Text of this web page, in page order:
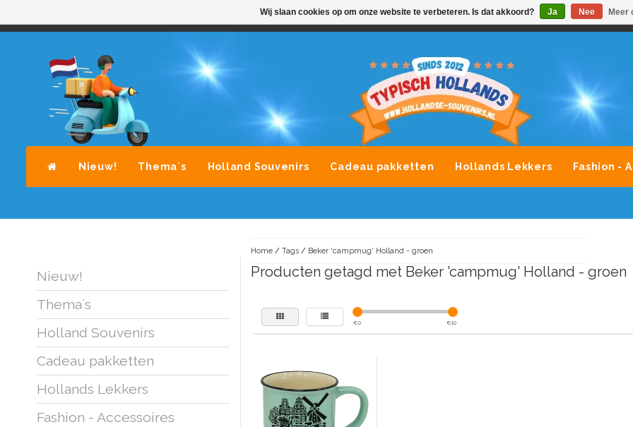
AVONDLEVERING MOGELIJK ALLE MERKEN SOUVENIRS
Nieuw! Thema`s Holland Souvenirs Cadeau pakketten Hollands Lekkers Fashion -
Nieuw!
Thema`s
Holland Souvenirs
Cadeau pakketten
Hollands Lekkers
Fashion - Accessoires
Home/ Tags/ Beker 'campmug' Holland - groen
Producten getagd met Beker 'campmug' Holland - groen
€0 €10
Wij slaan cookies op om onze website te verbeteren. Is dat akkoord? Ja Nee Meer